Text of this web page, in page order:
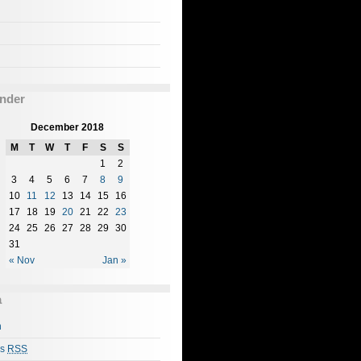
December 2018
M
T W T F S S
« Nov Jan »
1
2
3
4 5 6 7 8
9
10
11 12 13 14 15
16
17
18 19 20 21 22
23
24
25 26 27 28 29
30
31
RSS